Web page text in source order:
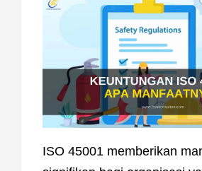
ISO 45001 memberikan